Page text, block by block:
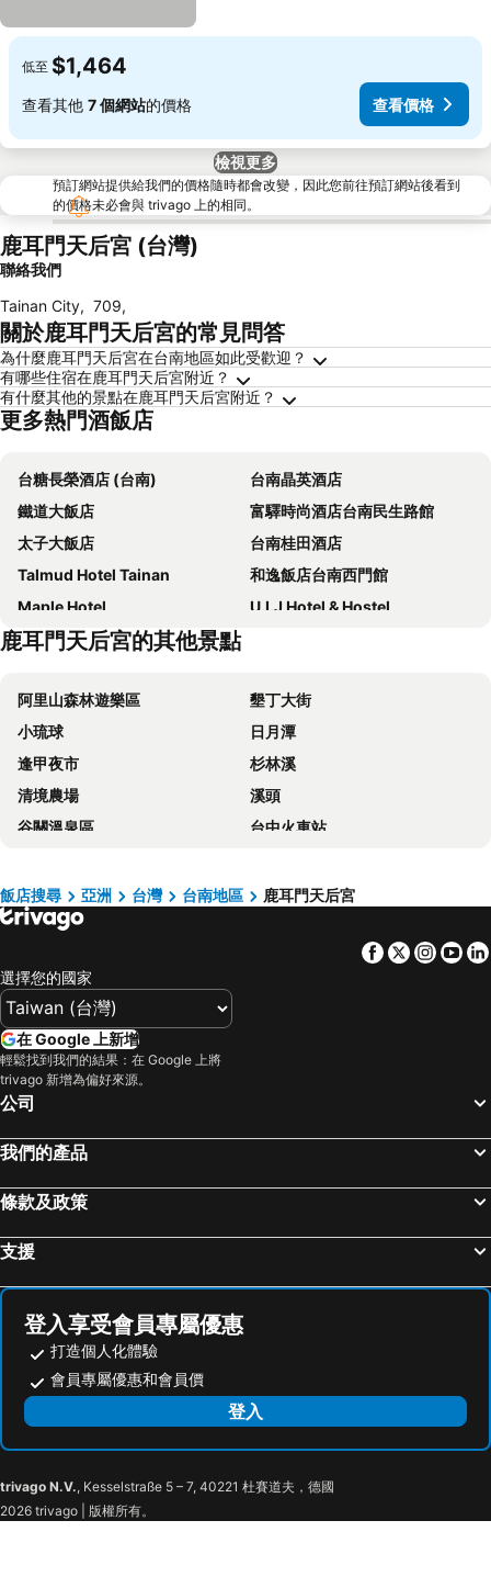
低至 $1,464
查看其他 7 個網站的價格 查看價格
檢視更多
預訂網站提供給我們的價格隨時都會改變，因此您前往預訂網站後看到
的價格未必會與 trivago 上的相同。
鹿耳門天后宮 (台灣)
聯絡我們
Tainan City, 709,
關於鹿耳門天后宮的常見問答
為什麼鹿耳門天后宮在台南地區如此受歡迎？
有哪些住宿在鹿耳門天后宮附近？
有什麼其他的景點在鹿耳門天后宮附近？
更多熱門酒飯店
台糖長榮酒店 (台南)
台南晶英酒店
鐵道大飯店
富驛時尚酒店台南民生路館
太子大飯店
台南桂田酒店
Talmud Hotel Tainan
和逸飯店台南西門館
Maple Hotel
U.I.J Hotel & Hostel
Just Sleep Tainan Ten-drum
台南富信大飯店
Hotel Leisure Tainanxinglu-xiangnongchaolu
Hotel Brown - Zhongzheng
台南大飯店
Taipung Suites
Lakeshore Hotel Tainan
Shangri-La Far Eastern Tainan
台南老爺行旅
Grand Banyan Hotel
台南新朝代飯店
月見溪行館
Jiuning Business Hotel
CHECK inn Select Tainan YongKang
Hotel Château Anping
Changyu Hotel
致穩人文商旅
Hotel Brown - Chihkan Branch
樺谷大飯店
Anping Business Hotel
28 the loft 閣樓
Baker Street 英倫風旅店
Hotel Rich
安平小洋房
9n Sunark
Wood Whispering Residence
同棧設計旅店
台南安平裁縫師
Mori Hotel
鹿耳門天后宮的其他景點
阿里山森林遊樂區
墾丁大街
小琉球
日月潭
逢甲夜市
杉林溪
清境農場
溪頭
谷關溫泉區
台中火車站
台中一中商圈
四重溪溫泉
高雄巨蛋捷運站
武陵農場
台南花園夜市
高雄火車站
嘉義車站
台東車站
高雄夢時代購物中心
高雄六合夜市
合歡山
高雄小港國際機場
台中烏日高鐵站
嘉義高鐵站
85大樓
台南安平古堡
飛牛牧場
台南高鐵站
高雄義大世界
鹿耳門天后宮
赤崁樓
國立台灣文學館
台南孔廟
飯店搜尋 亞洲 台灣 台南地區 鹿耳門天后宮
Facebook
Twitter
選擇您的國家
在 Google 上新增
輕鬆找到我們的結果：在 Google 上將
trivago 新增為偏好來源。
公司
我們的產品
條款及政策
支援
登入享受會員專屬優惠
打造個人化體驗
會員專屬優惠和會員價
登入
trivago N.V., Kesselstraße 5 – 7, 40221 杜賽道夫，德國
2026 trivago | 版權所有。